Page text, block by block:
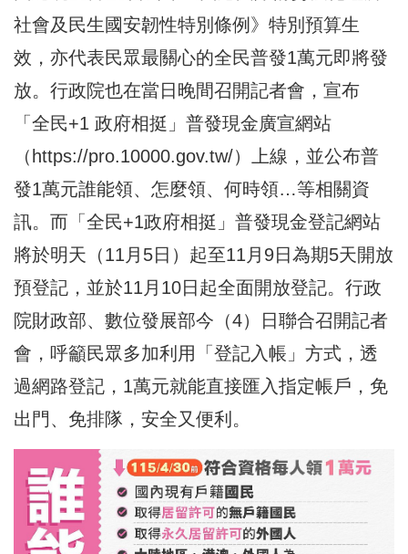
社會及民生國安韌性特別條例》特別預算生
效，亦代表民眾最關心的全民普發1萬元即將發
放。行政院也在當日晚間召開記者會，宣布
「全民+1 政府相挺」普發現金廣宣網站
（ https://pro.10000.gov.tw/）上線，並公布普
發1萬元誰能領、怎麼領、何時領…等相關資
訊。而「全民+1政府相挺」普發現金登記網站
將於明天（11月5日）起至11月9日為期5天開放
預登記，並於11月10日起全面開放登記。行政
院財政部、數位發展部今（4）日聯合召開記者
會，呼籲民眾多加利用「登記入帳」方式，透
過網路登記，1萬元就能直接匯入指定帳戶，免
出門、免排隊，安全又便利。